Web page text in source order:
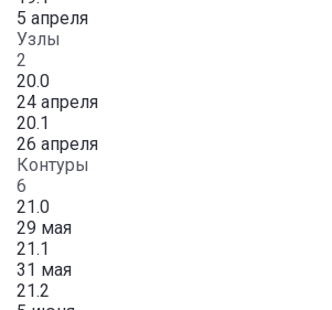
5 апреля
Узлы
2
20.0
24 апреля
20.1
26 апреля
Контуры
6
21.0
29 мая
21.1
31 мая
21.2